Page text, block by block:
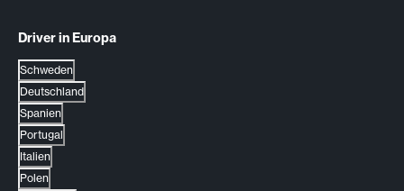
Driver in Europa
Schweden
Deutschland
Spanien
Portugal
Italien
Polen